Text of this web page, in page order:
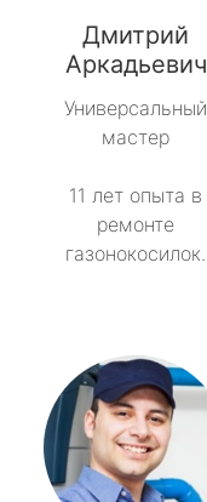
Дмитрий
Аркадьевич
Универсальный
мастер
11 лет опыта в
ремонте
газонокосилок.